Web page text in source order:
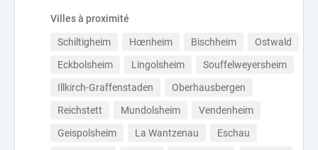
Villes à proximité
Schiltigheim Hœnheim Bischheim
Ostwald
Eckbolsheim
Lingolsheim
Souffelweyersheim
Illkirch-Graffenstaden
Oberhausbergen
Reichstett
Mundolsheim
Vendenheim
Geispolsheim
La Wantzenau
Eschau